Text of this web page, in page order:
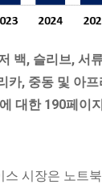
백, 슬리브, 서
카, 중동 및 아
대한 190페이
스 시장은 노트